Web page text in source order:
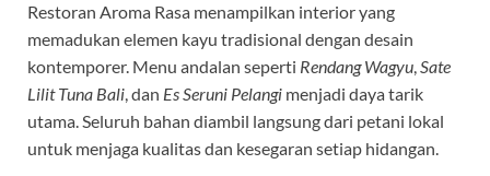
Restoran Aroma Rasa menampilkan interior yang
memadukan elemen kayu tradisional dengan desain
kontemporer. Menu andalan seperti Rendang Wagyu,Sate
Lilit Tuna Bali, dan Es Seruni Pelangi menjadi daya tarik
utama. Seluruh bahan diambil langsung dari petani lokal
untuk menjaga kualitas dan kesegaran setiap hidangan.